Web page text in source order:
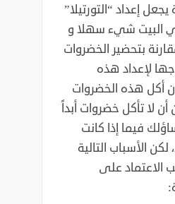
إعداد “التورتيلا”
‏في البيت شيء سهلا و
بتحضير الخضروات
‏لإعداد هذه
أكل هذه الخضروات
لا تأكل خضروات ‏أبداً
فيما إذا كانت
الأسباب التالية
الاعتماد على